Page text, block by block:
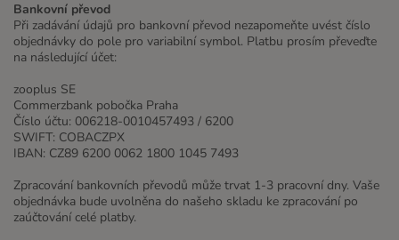
Bankovní převod
Při zadávání údajů pro bankovní převod nezapomeňte uvést číslo
objednávky do pole pro variabilní symbol. Platbu prosím převeďte
na následující účet:
zooplus SE
Commerzbank pobočka Praha
Číslo účtu: 006218-0010457493 / 6200
SWIFT: COBACZPX
IBAN: CZ89 6200 0062 1800 1045 7493
Zpracování bankovních převodů může trvat 1-3 pracovní dny. Vaše
objednávka bude uvolněna do našeho skladu ke zpracování po
zaúčtování celé platby.